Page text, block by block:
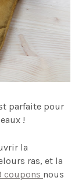
parfaite pour
!
la
ras, et la
coupons nous